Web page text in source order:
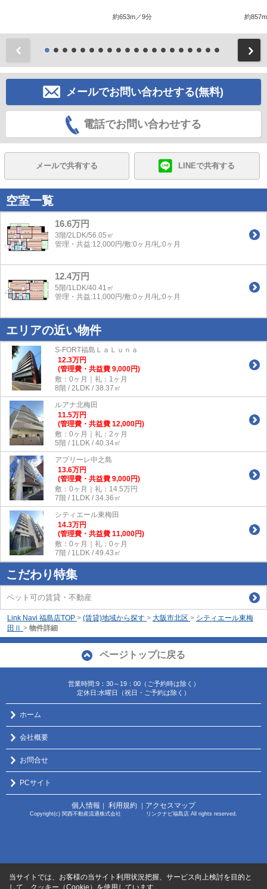
約653m／9分 約
メールでお問い合わせする(無料)
電話でお問い合わせする
メールで共有する LINEで共有する
空室一覧
16.6万円
3階/2LDK/56.05㎡
管理・共益:12,000円/敷:0ヶ月/礼:0ヶ月
12.4万円
5階/1LDK/40.41㎡
管理・共益:11,000円/敷:0ヶ月/礼:0ヶ月
エリアの近い物件
S-FORT福島ＬａＬｕｎａ
12.3万円
(管理費・共益費 9,000円)
敷：0ヶ月｜礼：1ヶ月
8階 / 2LDK / 38.37㎡
ルアナ北梅田
11.5万円
(管理費・共益費 12,000円)
敷：0ヶ月｜礼：2ヶ月
5階 / 1LDK / 40.34㎡
アプリーレ中之島
13.6万円
(管理費・共益費 9,000円)
敷：0ヶ月｜礼：14.5万円
7階 / 1LDK / 34.36㎡
シティエール東梅田
14.3万円
(管理費・共益費 11,000円)
敷：0ヶ月｜礼：0ヶ月
7階 / 1LDK / 49.43㎡
こだわり特集
ペット可の賃貸・不動産
Link Navi 福島店TOP > (賃貸)地域から探す > 大阪市北区 > シティエール東梅
田Ⅱ > 物件詳細
ページトップに戻る
営業時間:9：30～19：00（ご予約時は除く）
定休日:水曜日（祝日・ご予約は除く）
ホーム
会社概要
お問合せ
PCサイト
個人情報 ｜ 利用規約 ｜ アクセスマップ
Copyright(c) 関西不動産流通株式会社 リンクナビ福島店 All rights reserved.
当サイトでは、お客様の当サイト利用状況把握、サービス向上検討を目的と
して、クッキー（Cookie）を使用しています。